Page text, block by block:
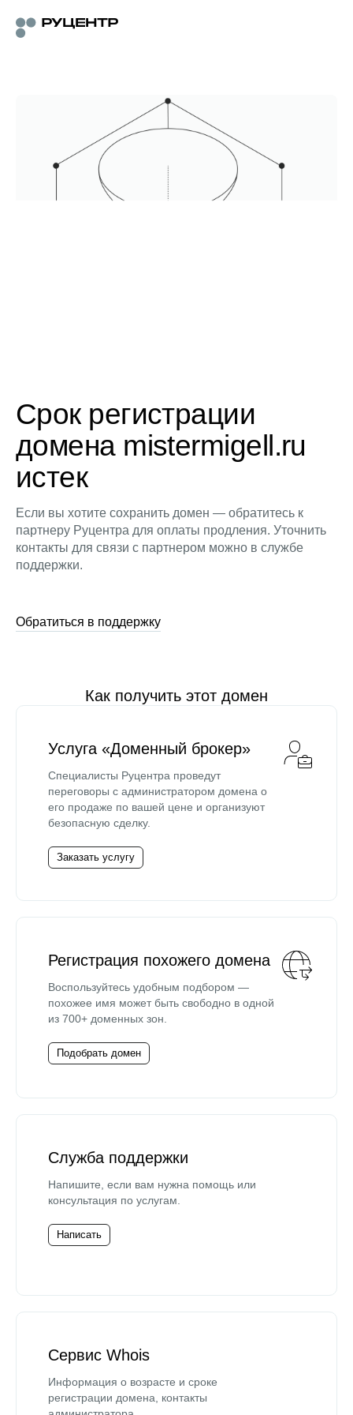
Срок регистрации
домена mistermigell.ru
истек
Если вы хотите сохранить домен — обратитесь к
партнеру Руцентра для оплаты продления. Уточнить
контакты для связи с партнером можно в службе
поддержки.
Обратиться в поддержку
Как получить этот домен
Услуга «Доменный брокер»
Специалисты Руцентра проведут
переговоры с администратором домена о
его продаже по вашей цене и организуют
безопасную сделку.
Заказать услугу
Регистрация похожего домена
Воспользуйтесь удобным подбором —
похожее имя может быть свободно в одной
из 700+ доменных зон.
Подобрать домен
Служба поддержки
Напишите, если вам нужна помощь или
консультация по услугам.
Написать
Сервис Whois
Информация о возрасте и сроке
регистрации домена, контакты